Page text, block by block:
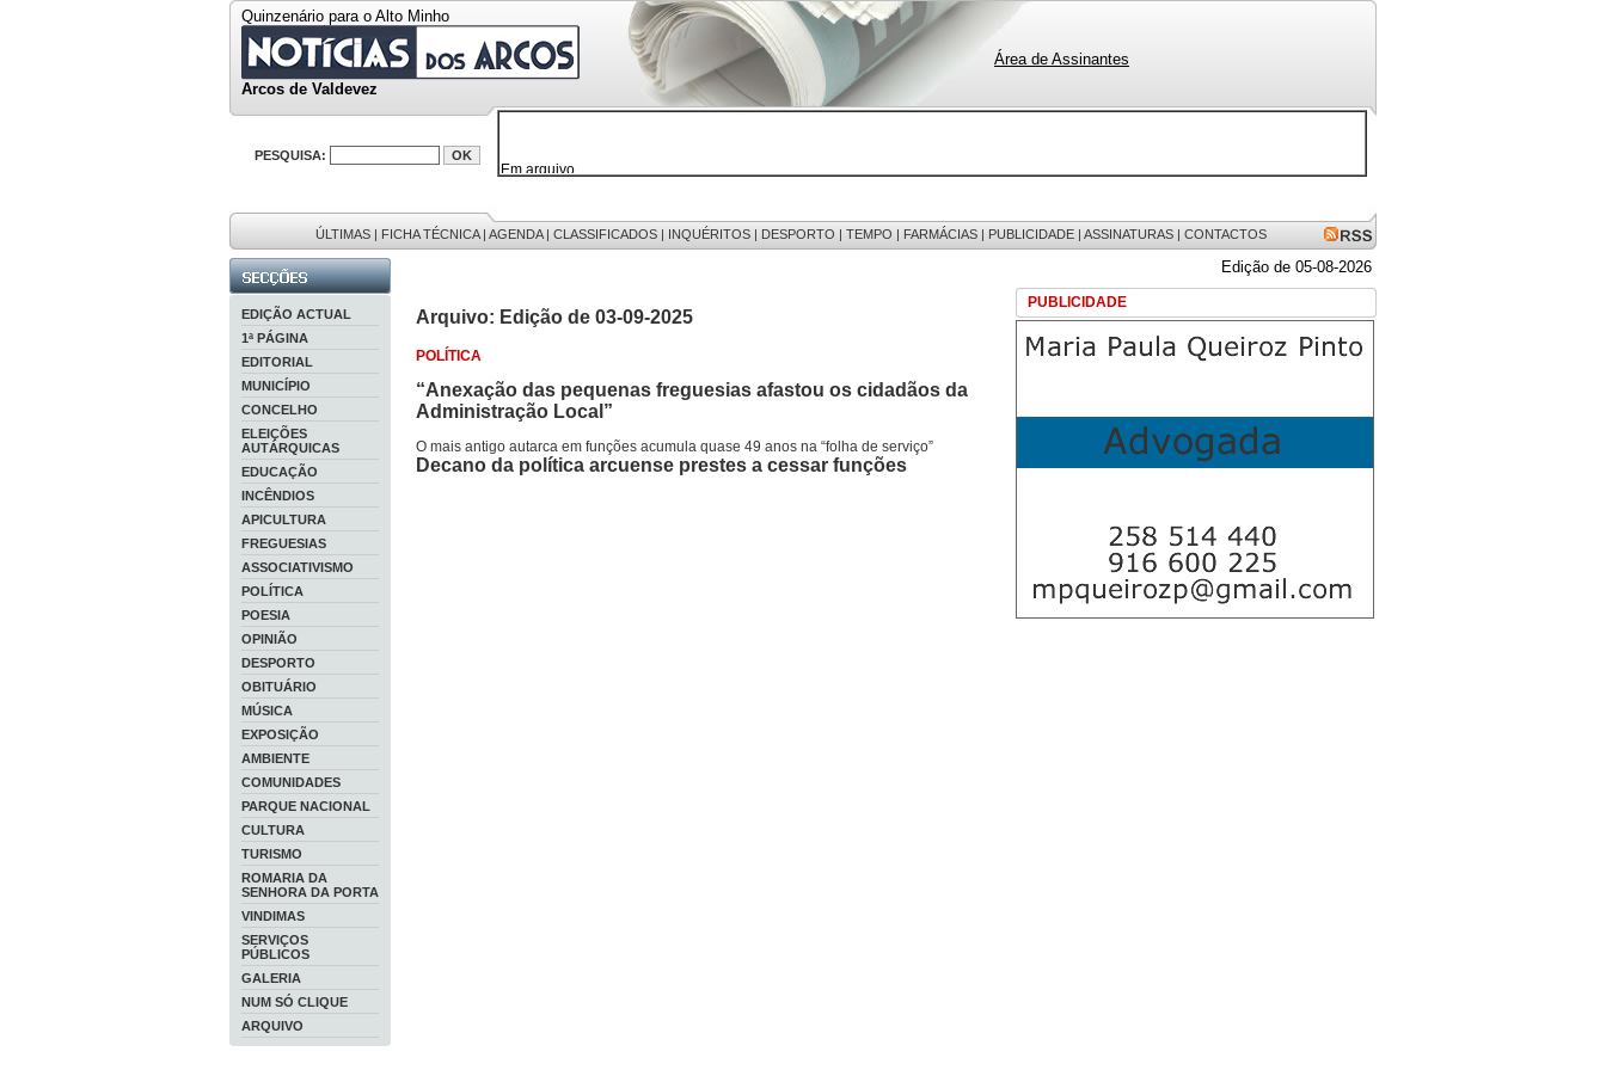
Quinzenário para o Alto Minho
Arcos de Valdevez
Área de Assinantes
PESQUISA:
Em arquivo
32646 notícias
9886 mensagens
201 registos
ÚLTIMAS | FICHA TÉCNICA| AGENDA| CLASSIFICADOS | INQUÉRITOS | DESPORTO | TEMPO | FARMÁCIAS | PUBLICIDADE | ASSINATURAS | CONTACTOS
EDIÇÃO ACTUAL
1ª PÁGINA
EDITORIAL
MUNICÍPIO
CONCELHO
ELEIÇÕES
AUTÁRQUICAS
EDUCAÇÃO
INCÊNDIOS
APICULTURA
FREGUESIAS
ASSOCIATIVISMO
POLÍTICA
POESIA
OPINIÃO
DESPORTO
OBITUÁRIO
MÚSICA
EXPOSIÇÃO
AMBIENTE
COMUNIDADES
PARQUE NACIONAL
CULTURA
TURISMO
ROMARIA DA
SENHORA DA PORTA
VINDIMAS
SERVIÇOS
PÚBLICOS
GALERIA
NUM SÓ CLIQUE
ARQUIVO
Edição de 05-08-2026
PUBLICIDADE
Arquivo: Edição de 03-09-2025
POLÍTICA
“Anexação das pequenas freguesias afastou os cidadãos da
Administração Local”
O mais antigo autarca em funções acumula quase 49 anos na “folha de serviço”
Decano da política arcuense prestes a cessar funções